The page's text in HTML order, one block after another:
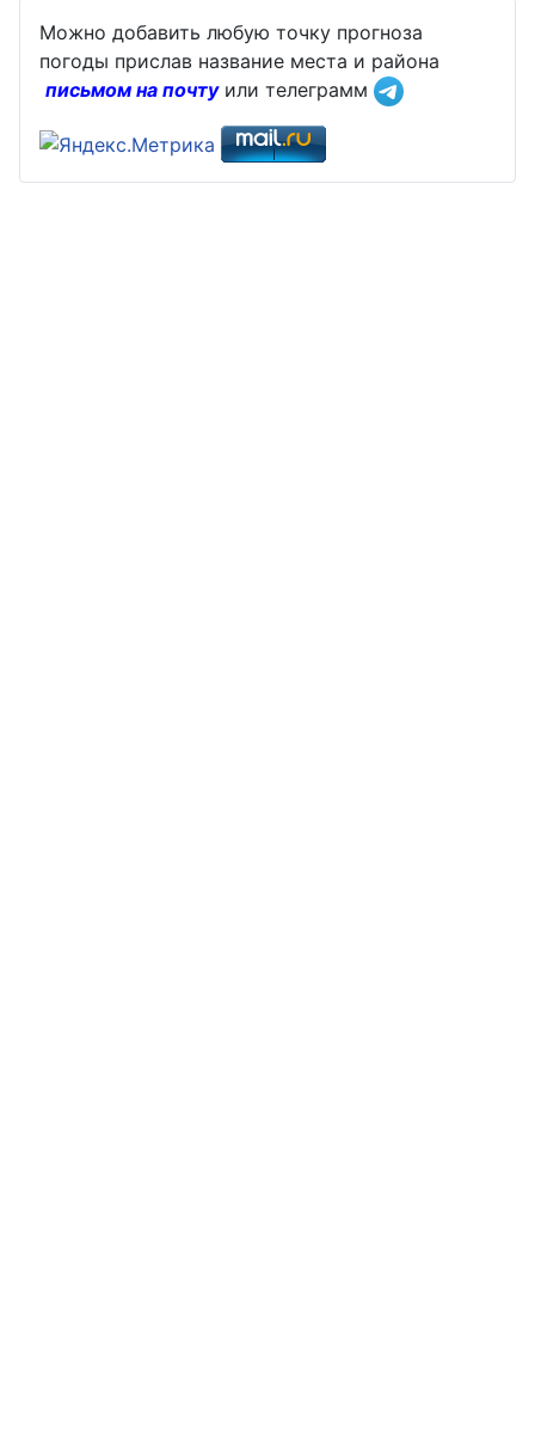
Можно добавить любую точку прогноза
погоды прислав название места и района
письмом на почтуили телеграмм